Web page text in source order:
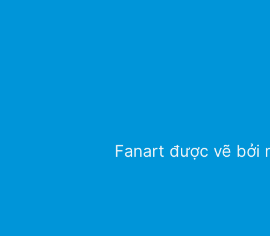
Fanart được vẽ bởi